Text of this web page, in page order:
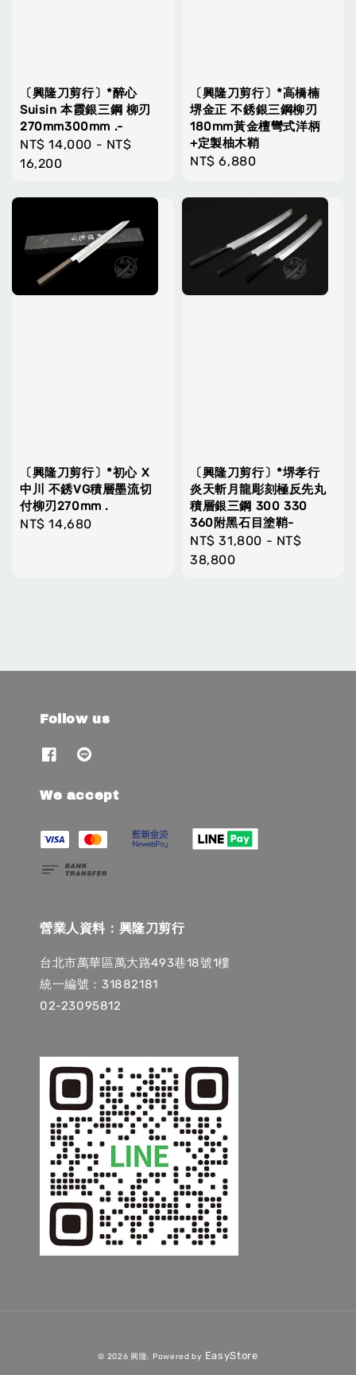
〔興隆刀剪行〕*醉心
Suisin 本霞銀三鋼 柳刃
270mm300mm .-
Regular
price
NT$ 14,000 - NT$
16,200
〔興隆刀剪行〕*高橋楠
堺金正 不銹銀三鋼柳刃
180mm黃金檀彎式洋柄
+定製柚木鞘
Regular
NT$ 6,880
〔興隆刀剪行〕*初心 X
中川 不銹VG積層墨流切
付柳刃270mm .
Regular
NT$ 14,680
〔興隆刀剪行〕*堺孝行
炎天斬月龍彫刻極反先丸
積層銀三鋼 300 330
360附黑石目塗鞘-
Regular
price
NT$ 31,800 - NT$
38,800
Follow us
We accept
營業人資料：興隆刀剪行
台北市萬華區萬大路493巷18號1樓
統一編號：31882181
02-23095812
© 2026 興隆. Powered by EasyStore